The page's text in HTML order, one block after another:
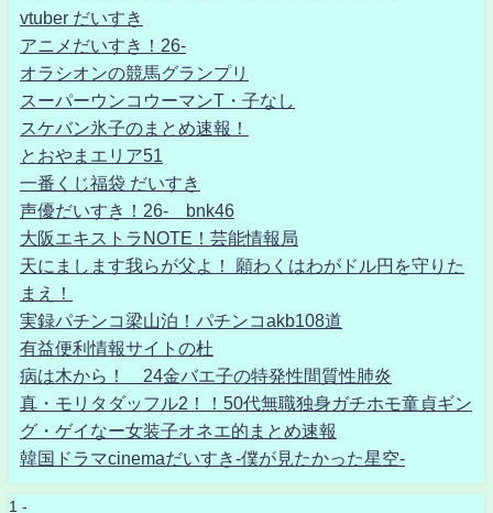
vtuber だいすき
アニメだいすき！26-
オラシオンの競馬グランプリ
スーパーウンコウーマンT・子なし
スケバン氷子のまとめ速報！
とおやまエリア51
一番くじ福袋 だいすき
声優だいすき！26- bnk46
大阪エキストラNOTE！芸能情報局
天にまします我らが父よ！ 願わくはわがドル円を守りた
まえ！
実録パチンコ梁山泊！パチンコakb108道
有益便利情報サイトの杜
病は木から！ 24金バエ子の特発性間質性肺炎
真・モリタダッフル2！！50代無職独身ガチホモ童貞ギン
グ・ゲイなー女装子オネエ的まとめ速報
韓国ドラマcinemaだいすき-僕が見たかった星空-
1 -